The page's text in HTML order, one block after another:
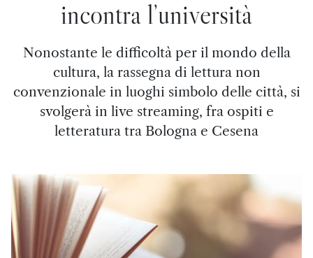
incontra l’università
Nonostante le difficoltà per il mondo della
cultura, la rassegna di lettura non
convenzionale in luoghi simbolo delle città, si
svolgerà in live streaming, fra ospiti e
letteratura tra Bologna e Cesena